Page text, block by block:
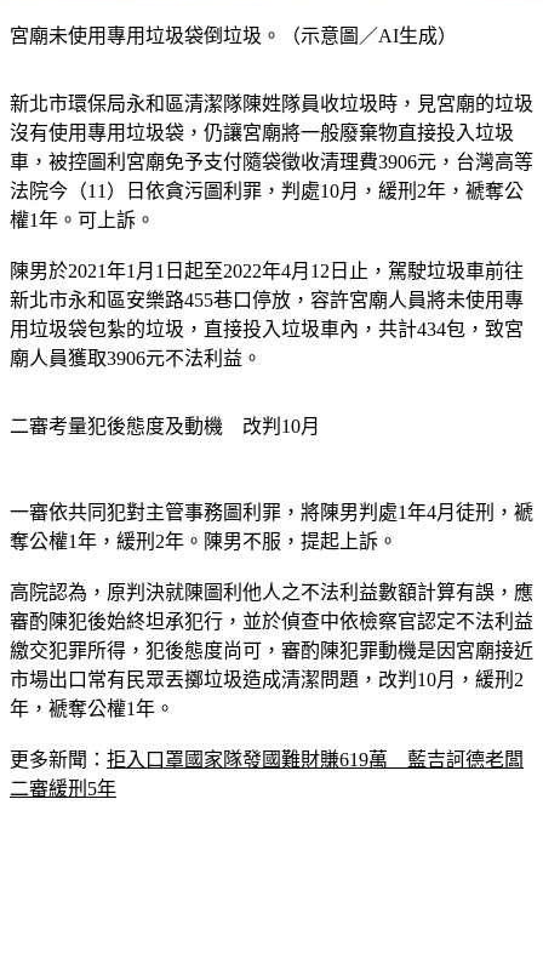
宮廟未使用專用垃圾袋倒垃圾。（示意圖／AI生成）
新北市環保局永和區清潔隊陳姓隊員收垃圾時，見宮廟的垃圾
沒有使用專用垃圾袋，仍讓宮廟將一般廢棄物直接投入垃圾
車，被控圖利宮廟免予支付隨袋徵收清理費3906元，台灣高等
法院今（11）日依貪污圖利罪，判處10月，緩刑2年，褫奪公
權1年。可上訴。
陳男於2021年1月1日起至2022年4月12日止，駕駛垃圾車前往
新北市永和區安樂路455巷口停放，容許宮廟人員將未使用專
用垃圾袋包紮的垃圾，直接投入垃圾車內，共計434包，致宮
廟人員獲取3906元不法利益。
二審考量犯後態度及動機　改判10月
一審依共同犯對主管事務圖利罪，將陳男判處1年4月徒刑，褫
奪公權1年，緩刑2年。陳男不服，提起上訴。
高院認為，原判決就陳圖利他人之不法利益數額計算有誤，應
審酌陳犯後始終坦承犯行，並於偵查中依檢察官認定不法利益
繳交犯罪所得，犯後態度尚可，審酌陳犯罪動機是因宮廟接近
市場出口常有民眾丟擲垃圾造成清潔問題，改判10月，緩刑2
年，褫奪公權1年。
更多新聞： 拒入口罩國家隊發國難財賺619萬　藍吉訶德老闆
二審緩刑5年